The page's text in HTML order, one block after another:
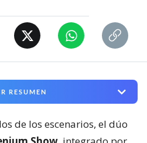
RESUMEN
de los escenarios, el dúo